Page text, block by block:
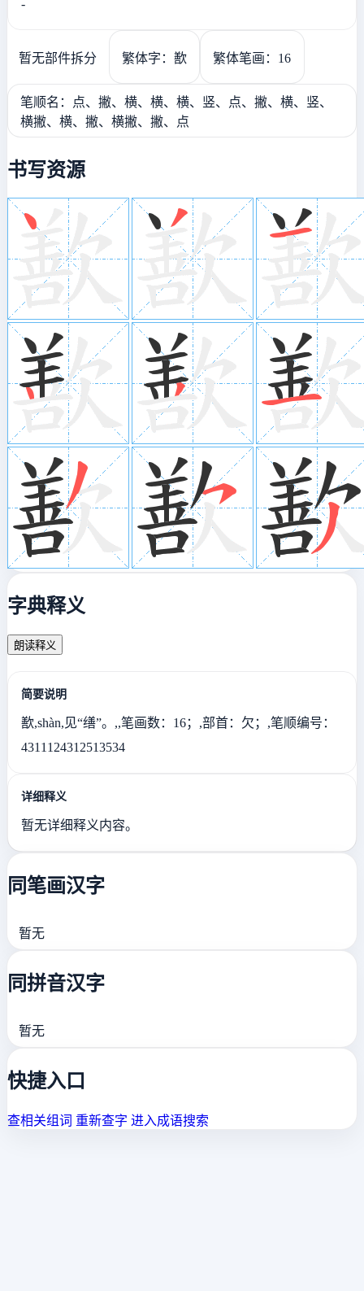
-
暂无部件拆分 繁体字：歚 繁体笔画：16
笔顺名：点、撇、横、横、横、竖、点、撇、横、竖、
横撇、横、撇、横撇、撇、点
书写资源
字典释义
朗读释义
简要说明
歚,shàn,见“缮”。,,笔画数：16；,部首：欠；,笔顺编号：
4311124312513534
详细释义
暂无详细释义内容。
同笔画汉字
暂无
同拼音汉字
暂无
快捷入口
查相关组词 重新查字 进入成语搜索